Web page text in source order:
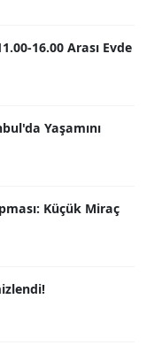
16.00 Arası Evde
Yaşamını
Küçük Miraç